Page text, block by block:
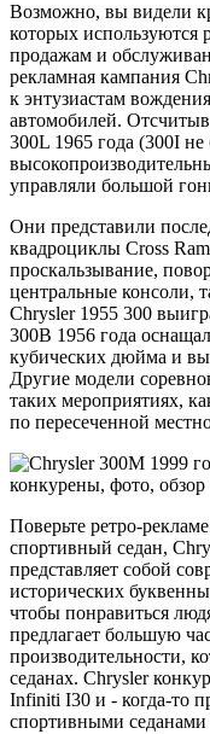
Возможно, вы видели
которых используются
продажам и
рекламная кампания
к энтузиастам
автомобилей.
300L 1965 года (300I
управляли большой
Они представили
квадроциклы Cross
проскальзывание,
центральные консоли,
Chrysler 1955 300
300B 1956 года
кубических дюйма и
Другие модели
таких мероприятиях,
по пересеченной
Поверьте ретро-
спортивный седан,
представляет собой
исторических
чтобы понравиться
предлагает большую
производительности,
седанах. Chrysler
Infiniti I30 и - когда-то
спортивными